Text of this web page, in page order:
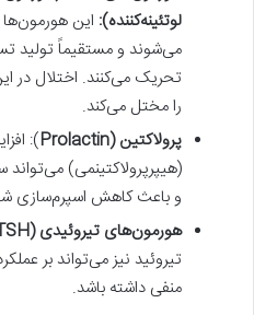
لوتئینه‌کننده): این
می‌شوند و مستقیماً تولید
تحریک می‌کنند. اختلال در
را مختل می‌کند.
پرولاکتین (Prolactin
):
(هیپرپرولاکتینمی)
و باعث کاهش اسپرم‌سازی
هورمون‌های تیروئیدی (T3, T4, TSH
تیروئید نیز می‌تواند بر
منفی داشته باشد.